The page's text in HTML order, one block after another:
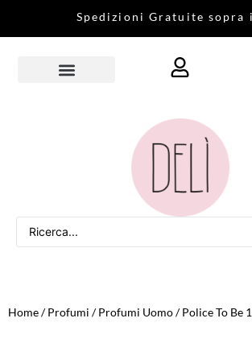
Sped izi on i Gratu ite sopra i
Home/Profumi /Profumi Uomo/ Police To Be